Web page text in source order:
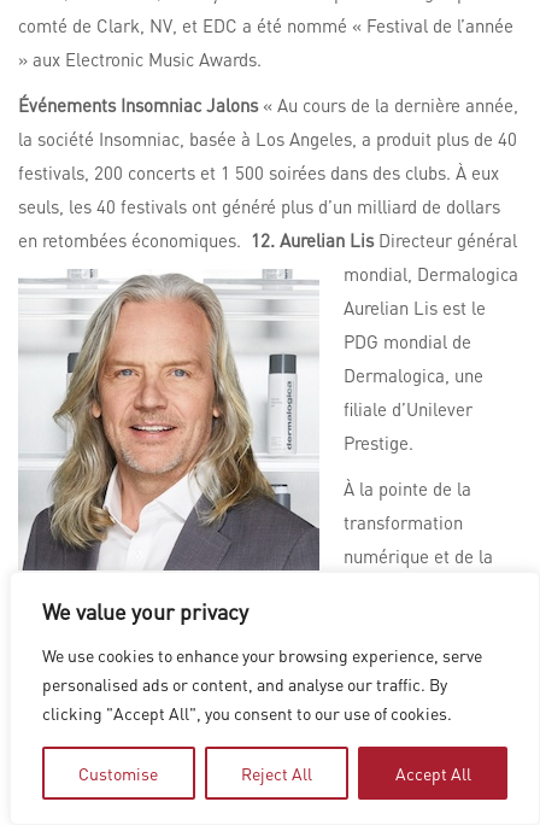
We value your privacy
We use cookies to enhance your browsing experience, serve
personalised ads or content, and analyse our traffic. By
clicking "Accept All", you consent to our use of cookies.
Customise Reject All Accept All
comté de Clark, NV, et EDC a été nommé « Festival de l’année
» aux Electronic Music Awards.
Événements Insomniac Jalons« Au cours de la dernière année,
la société Insomniac, basée à Los Angeles, a produit plus de 40
festivals, 200 concerts et 1 500 soirées dans des clubs. À eux
seuls, les 40 festivals ont généré plus d’un milliard de dollars
en retombées économiques. 12. Aurelian LisDirecteur général
mondial, Dermalogica
Aurelian Lis est le
PDG mondial de
Dermalogica, une
filiale d’Unilever
Prestige.
À la pointe de la
transformation
numérique et de la
consommateurs, Lis a rapidement développé l’entreprise en
tant que marque mondiale de soins de la peau professionnels
#1.
pour Benefit Cosmetics, une filiale de LVMH.